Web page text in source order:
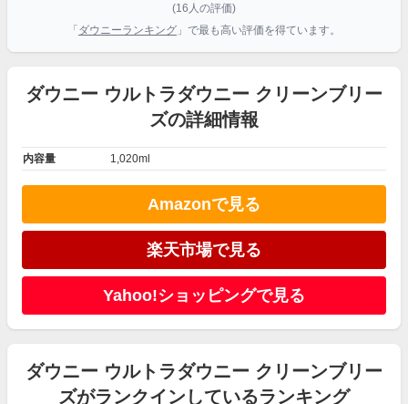
(16人の評価)
「 ダウニーランキング 」で最も高い評価を得ています。
ダウニー ウルトラダウニー クリーンブリー
ズの詳細情報
内容量 1,020ml
Amazonで見る
楽天市場で見る
Yahoo!ショッピングで見る
ダウニー ウルトラダウニー クリーンブリー
ズがランクインしているランキング